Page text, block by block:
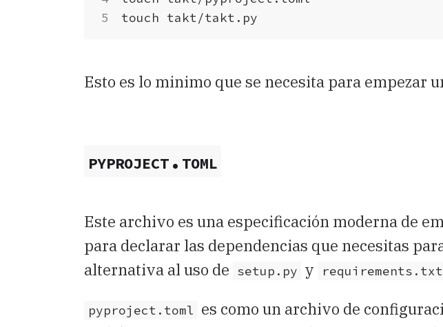
Esto es lo minimo que se necesita para empezar
pyproject.toml
Este archivo es una especificación moderna de
para declarar las dependencias que necesitas
alternativa al uso de setup.py y requirements.txt
pyproject.toml es como un archivo de